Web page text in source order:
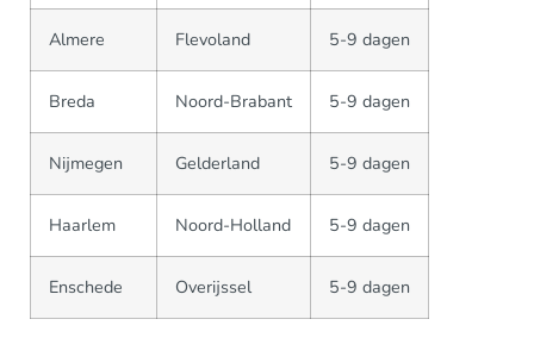
Almere Flevoland 5-9 dagen
Breda Noord-Brabant 5-9 dagen
Nijmegen Gelderland 5-9 dagen
Haarlem Noord-Holland 5-9 dagen
Enschede Overijssel 5-9 dagen